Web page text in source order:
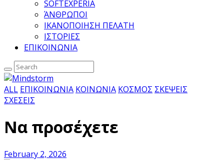
SOFTEXPERIA
ΆΝΘΡΩΠΟΙ
ΙΚΑΝΟΠΟΙΗΣΗ ΠΕΛΑΤΗ
ΙΣΤΟΡΙΕΣ
ΕΠΙΚΟΙΝΩΝΙΑ
ALL ΕΠΙΚΟΙΝΩΝΙΑ ΚΟΙΝΩΝΙΑ ΚΟΣΜΟΣ ΣΚΕΨΕΙΣ
ΣΧΕΣΕΙΣ
Να προσέχετε
February 2, 2026